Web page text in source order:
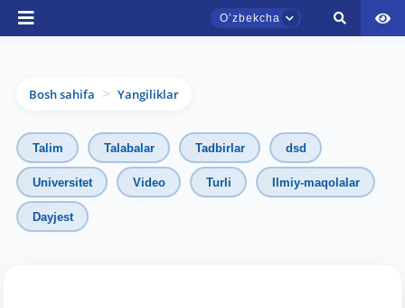
Oʼzbekcha
Bosh sahifa > Yangiliklar
Talim Talabalar Tadbirlar dsd
Universitet Video Turli Ilmiy-maqolalar
Dayjest